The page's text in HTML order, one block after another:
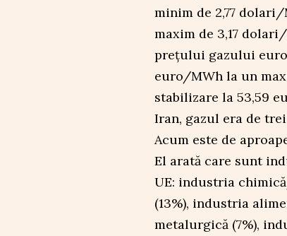
minim de 2,77
maxim de 3,17
prețului gazului
euro/MWh la un
stabilizare la 53,59
Iran, gazul era de
Acum este de
El arată care sunt
UE: industria
(13%), industria
metalurgică (7%),